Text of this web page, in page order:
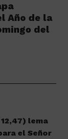
Año de la
del
lema
el Señor